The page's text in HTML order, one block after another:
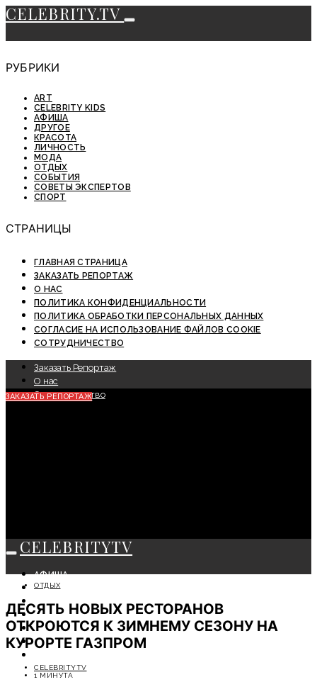
CELEBRITY.TV
РУБРИКИ
ART
CELEBRITY KIDS
АФИША
ДРУГОЕ
КРАСОТА
ЛИЧНОСТЬ
МОДА
ОТДЫХ
СОБЫТИЯ
СОВЕТЫ ЭКСПЕРТОВ
СПОРТ
СТРАНИЦЫ
ГЛАВНАЯ СТРАНИЦА
ЗАКАЗАТЬ РЕПОРТАЖ
О НАС
ПОЛИТИКА КОНФИДЕНЦИАЛЬНОСТИ
ПОЛИТИКА ОБРАБОТКИ ПЕРСОНАЛЬНЫХ ДАННЫХ
СОГЛАСИЕ НА ИСПОЛЬЗОВАНИЕ ФАЙЛОВ COOKIE
СОТРУДНИЧЕСТВО
Заказать Репортаж
О нас
Сотрудничество
ЗАКАЗАТЬ РЕПОРТАЖ
CELEBRITYTV
АФИША
СОБЫТИЯ
КРАСОТА
МОДА
ЛИЧНОСТЬ
ОТДЫХ
ОТДЫХ
ДЕСЯТЬ НОВЫХ РЕСТОРАНОВ
ОТКРОЮТСЯ К ЗИМНЕМУ СЕЗОНУ НА
КУРОРТЕ ГАЗПРОМ
CELEBRITYTV
1 МИНУТА